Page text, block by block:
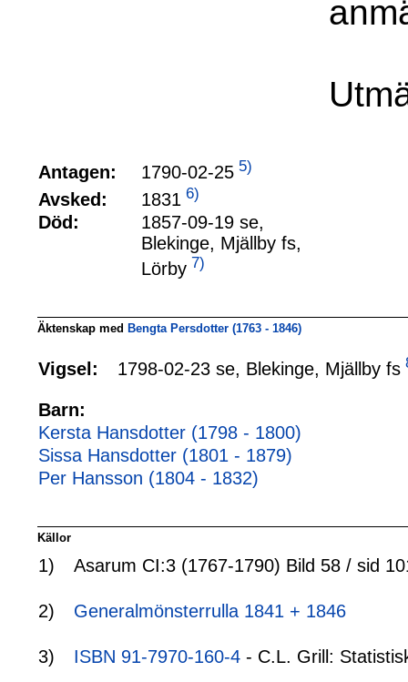
Antagen: 1790-02-25 5)
Avsked: 1831 6)
Död:
1857-09-19 se,
Blekinge, Mjällby fs,
Lörby 7)
Äktenskap med Bengta Persdotter (1763 - 1846)
Vigsel: 1798-02-23 se, Blekinge, Mjällby fs
Barn:
Kersta Hansdotter (1798 - 1800)
Sissa Hansdotter (1801 - 1879)
Per Hansson (1804 - 1832)
Källor
1) Asarum CI:3 (1767-1790) Bild 58 / sid
2) Generalmönsterrulla 1841 + 1846
3) ISBN 91-7970-160-4 - C.L. Grill: